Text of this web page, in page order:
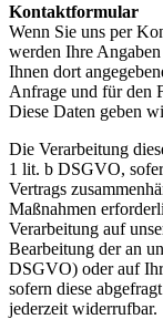
Kontaktformular
Wenn Sie uns per
werden Ihre Angaben
Ihnen dort
Anfrage und für den
Diese Daten geben
Die Verarbeitung
1 lit. b DSGVO,
Vertrags
Maßnahmen
Verarbeitung auf
Bearbeitung der an
DSGVO) oder auf
sofern diese
jederzeit widerrufbar.